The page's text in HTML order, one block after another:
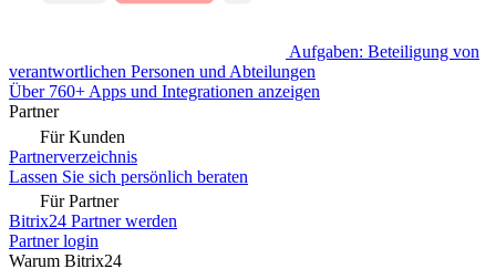
Aufgaben: Beteiligung von
verantwortlichen Personen und Abteilungen
Über 760+ Apps und Integrationen anzeigen
Partner
Für Kunden
Partnerverzeichnis
Lassen Sie sich persönlich beraten
Für Partner
Bitrix24 Partner werden
Partner login
Warum Bitrix24